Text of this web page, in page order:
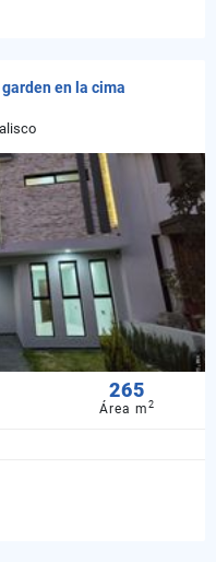
en la cima
265
Área m2